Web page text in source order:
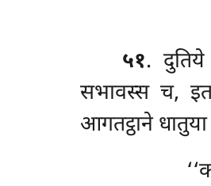
५१. दुतिये
सभावस्स च,
आगतट्ठाने